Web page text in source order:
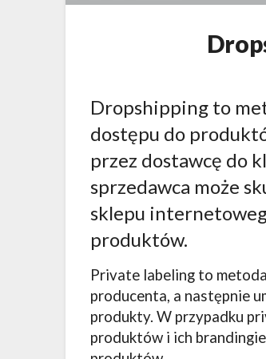
Dropshipping to
dostępu do
przez dostawcę do
sprzedawca może
sklepu
produktów.
Private labeling to
producenta, a następnie
produkty. W przypadku
produktów i ich